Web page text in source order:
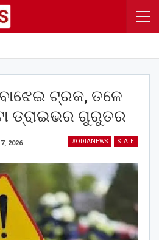
ଟ୍ରକ, ତଳେ
ଡ୍ରାଇଭର ଗୁରୁତର
#ODIANEWS STATE
2026